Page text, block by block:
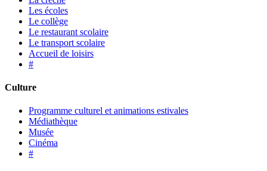
Les écoles
Le collège
Le restaurant scolaire
Le transport scolaire
Accueil de loisirs
#
Culture
Programme culturel et animations estivales
Médiathèque
Musée
Cinéma
#